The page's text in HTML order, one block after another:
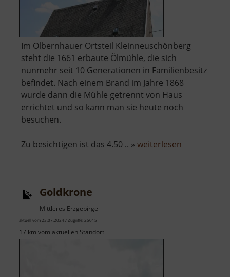
Im Olbernhauer Ortsteil Kleinneuschönberg
steht die 1661 erbaute Ölmühle, die sich
nunmehr seit 10 Generationen in Familienbesitz
befindet. Nach einem Brand im Jahre 1868
wurde dann die Mühle getrennt von Haus
errichtet und so kann man sie heute noch
besuchen.
Zu besichtigen ist das 4.50 .. » weiterlesen
Goldkrone
Mittleres Erzgebirge
aktuell vom 23.07.2024 / Zugriffe: 25015
17 km vom aktuellen Standort